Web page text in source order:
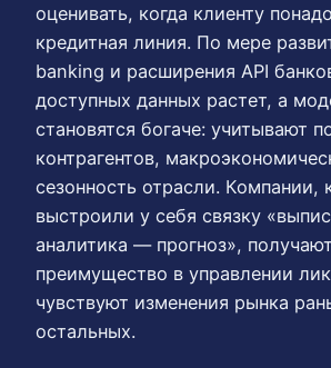
оценивать, когда клиенту
кредитная линия. По мере
banking и расширения API
доступных данных растет, а
становятся богаче: учитывают
контрагентов,
сезонность отрасли. Компании,
выстроили у себя связку
аналитика — прогноз»,
преимущество в управлении
чувствуют изменения рынка
остальных.